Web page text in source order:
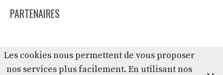
PARTENAIRES
Les cookies nous permettent de vous proposer
nos services plus facilement. En utilisant nos